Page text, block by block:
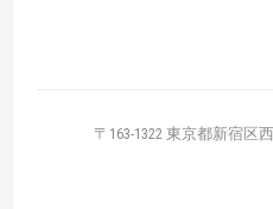
〒163-1322 東京都新宿区